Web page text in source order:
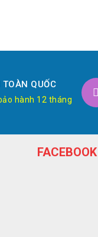
QUỐC
hành 12 tháng